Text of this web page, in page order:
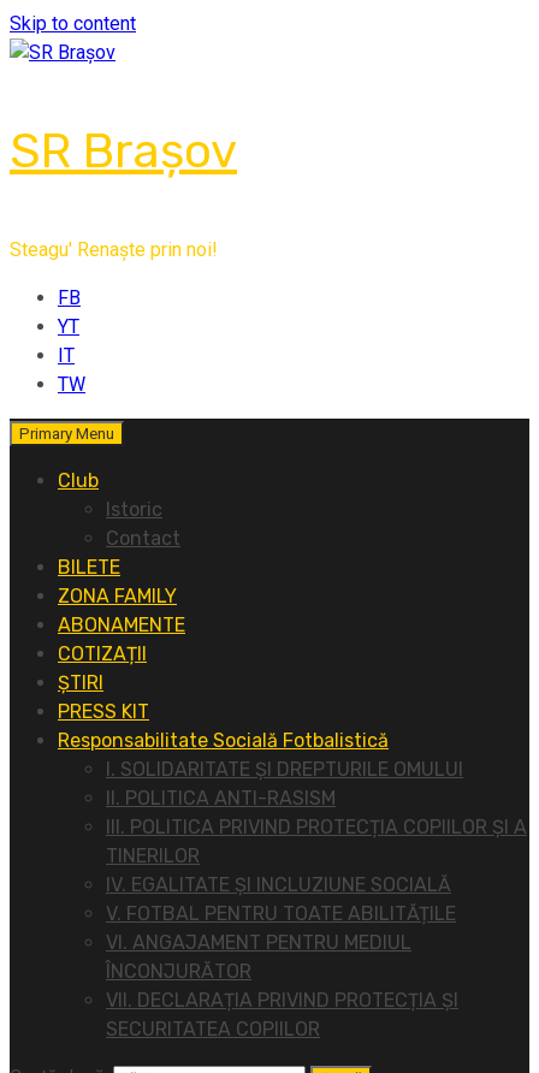
Skip to content
SR Brașov
Steagu' Renaște prin noi!
FB
YT
IT
TW
Primary Menu
Club
Istoric
Contact
BILETE
ZONA FAMILY
ABONAMENTE
COTIZAȚII
ȘTIRI
PRESS KIT
Responsabilitate Socială Fotbalistică
I. SOLIDARITATE ȘI DREPTURILE OMULUI
II. POLITICA ANTI-RASISM
III. POLITICA PRIVIND PROTECȚIA COPIILOR ȘI A
TINERILOR
IV. EGALITATE ȘI INCLUZIUNE SOCIALĂ
V. FOTBAL PENTRU TOATE ABILITĂȚILE
VI. ANGAJAMENT PENTRU MEDIUL
ÎNCONJURĂTOR
VII. DECLARAȚIA PRIVIND PROTECȚIA ȘI
SECURITATEA COPIILOR